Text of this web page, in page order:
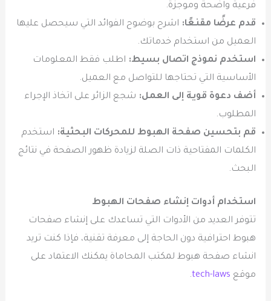
فرعية واضحة وموجزة.
قدم عرضًا مقنعًا: اشرح بوضوح الفوائد التي سيحصل عليها
العميل من استخدام خدماتك.
استخدم نموذج اتصال بسيط: اطلب فقط المعلومات
الأساسية التي تحتاجها للتواصل مع العميل.
أضف دعوة قوية إلى العمل: شجع الزائر على اتخاذ الإجراء
المطلوب.
قم بتحسين صفحة الهبوط للمحركات البحثية: استخدم
الكلمات المفتاحية ذات الصلة لزيادة ظهور الصفحة في نتائج
البحث.
استخدام أدوات إنشاء صفحات الهبوط
تتوفر العديد من الأدوات التي تساعدك على إنشاء صفحات
هبوط احترافية دون الحاجة إلى معرفة تقنية، فإذا كنت تريد
انشاء صفحة هبوط لمكتب المحاماة يمكنك الاعتماد على
موقع tech-laws
.